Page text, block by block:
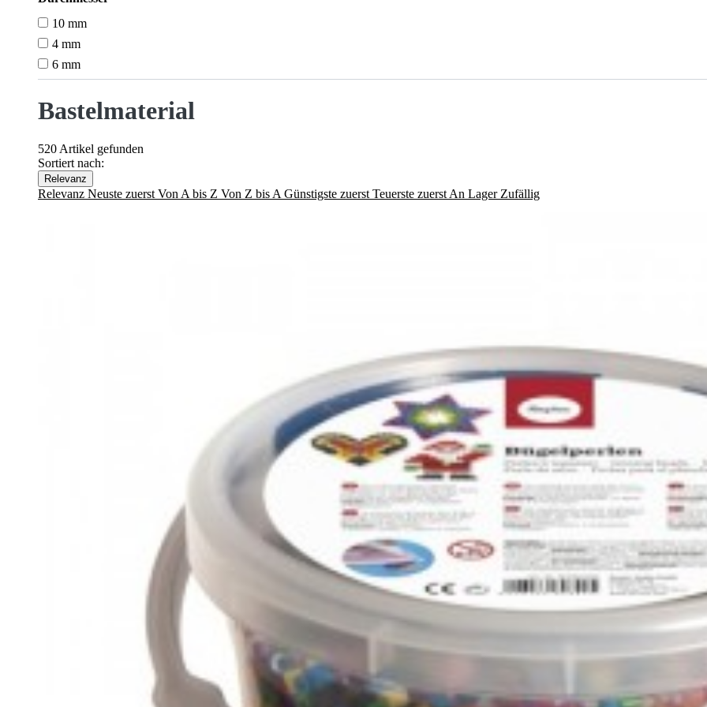
10 mm
4 mm
6 mm
Bastelmaterial
520 Artikel gefunden
Sortiert nach:
Relevanz
Relevanz Neuste zuerstVon A bis Z Von Z bis AGünstigste zuerstTeuerste zuerstAn LagerZufällig